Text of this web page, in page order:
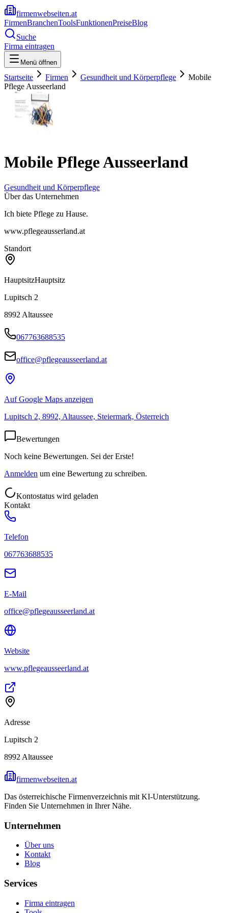
firmenwebseiten.at
FirmenBranchenToolsFunktionenPreiseBlog
Suche
Firma eintragen
Menü öffnen
Startseite Firmen Gesundheit und Körperpflege
Mobile
Pflege Ausseerland
Mobile Pflege Ausseerland
Gesundheit und Körperpflege
Über das Unternehmen
Ich biete Pflege zu Hause.
www.pflegeausserland.at
Standort
HauptsitzHauptsitz
Lupitsch 2
8992 Altaussee
067763688535
office@pflegeausseerland.at
Auf Google Maps anzeigen
Lupitsch 2, 8992, Altaussee, Steiermark, Österreich
Bewertungen
Noch keine Bewertungen. Sei der Erste!
Anmelden um eine Bewertung zu schreiben.
Kontostatus wird geladen
Kontakt
Telefon
067763688535
E-Mail
office@pflegeausseerland.at
Website
www.pflegeausseerland.at
Adresse
Lupitsch 2
8992 Altaussee
firmenwebseiten.at
Das österreichische Firmenverzeichnis mit KI-Unterstützung.
Finden Sie Unternehmen in Ihrer Nähe.
Unternehmen
Über uns
Kontakt
Blog
Services
Firma eintragen